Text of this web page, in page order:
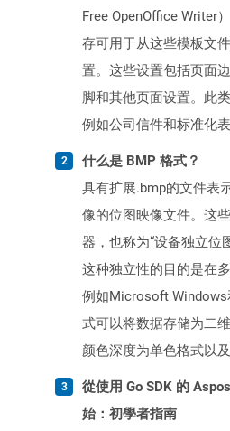
Free OpenOffice Writer
存可用于从这些模板文
置。这些设置包括页面
脚和其他页面设置。此
例如公司信件和标准化表
什么是 BMP 格式？
具有扩展.bmp的文件表
像的位图映像文件。这
器，也称为“设备独立位
这种独立性的目的是在
例如Microsoft Windows
式可以将数据存储为二
颜色深度为单色格式以及
從使用 Go SDK 的
始：初學者指南